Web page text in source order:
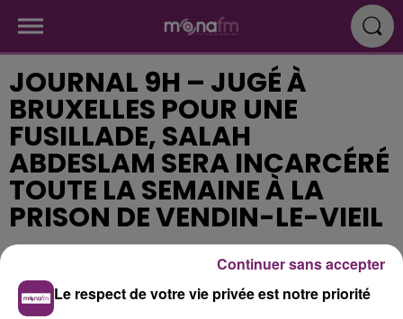
JOURNAL 9H – JUGÉ À
BRUXELLES POUR UNE
FUSILLADE, SALAH
ABDESLAM SERA INCARCÉRÉ
TOUTE LA SEMAINE À LA
PRISON DE VENDIN-LE-VIEIL
Publié : 5 février 2018 à 9h58
Le respect de votre vie privée est notre priorité
Continuer sans accepter